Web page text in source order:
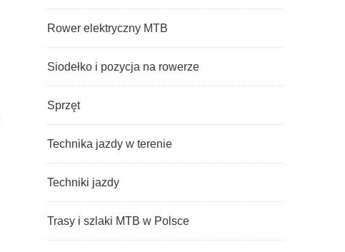
Rower elektryczny MTB
Siodełko i pozycja na rowerze
Sprzęt
Technika jazdy w terenie
Techniki jazdy
Trasy i szlaki MTB w Polsce